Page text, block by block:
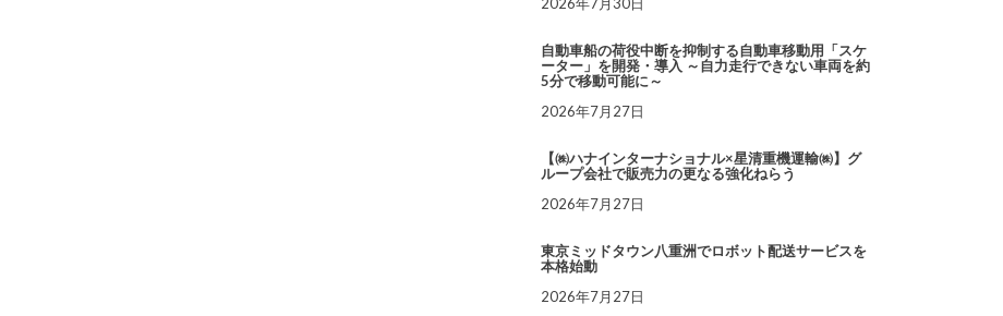
自動車船の荷役中断を抑制する自動車移動用「スケ
ーター」を開発・導入 ～自力走行できない車両を約
5分で移動可能に～
2026年7月27日
【㈱ハナインターナショナル×星清重機運輸㈱】グ
ループ会社で販売力の更なる強化ねらう
2026年7月27日
東京ミッドタウン八重洲でロボット配送サービスを
本格始動
2026年7月27日